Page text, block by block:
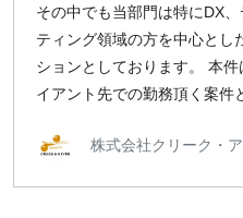
その中でも当部門は特にDX
ティング領域の方を中心とし
ションとしております。 本
イアント先での勤務頂く案件
株式会社クリーク・